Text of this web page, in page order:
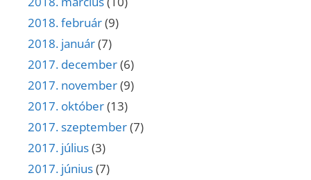
2018. február(9)
2018. január(7)
2017. december(6)
2017. november(9)
2017. október(13)
2017. szeptember(7)
2017. július(3)
2017. június(7)